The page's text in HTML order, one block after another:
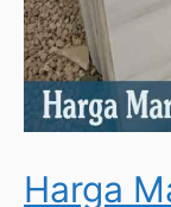
Harga